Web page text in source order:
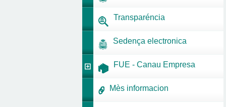
Transparéncia
Sedença electronica
FUE - Canau Empresa
Mès informacion